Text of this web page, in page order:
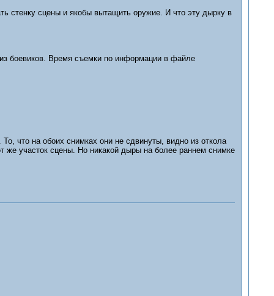
стенку сцены и якобы вытащить оружие. И что эту дырку в
боевиков. Время съемки по информации в файле
что на обоих снимках они не сдвинуты, видно из откола
же участок сцены. Но никакой дыры на более раннем снимке